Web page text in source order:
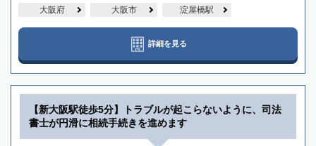
大阪府 大阪市 淀屋橋駅
詳細を見る
【新大阪駅徒歩5分】トラブルが起こらないように、司法
書士が円滑に相続手続きを進めます